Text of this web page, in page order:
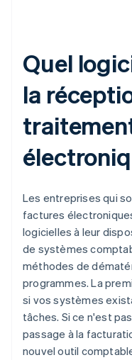
Quel
la
Les entreprises qui
factures
logicielles à leur
de systèmes
méthodes de
programmes. La
si vos systèmes
tâches. Si ce n'est
passage à la
nouvel outil